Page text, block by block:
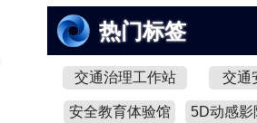
热门标签
交通治理工作站
安全教育体验馆
交通
5D动感影